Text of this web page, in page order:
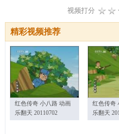
视频打分
精彩视频推荐
红色传奇 小八路 动画
乐翻天 20110702
红色传奇
乐翻天